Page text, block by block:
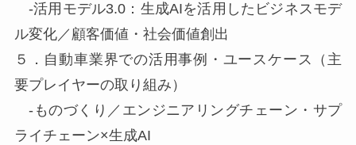
-活用モデル3.0：生成AIを活用したビジネスモデ
ル変化／顧客価値・社会価値創出
５．自動車業界での活用事例・ユースケース（主
要プレイヤーの取り組み）
-ものづくり／エンジニアリングチェーン・サプ
ライチェーン×生成AI